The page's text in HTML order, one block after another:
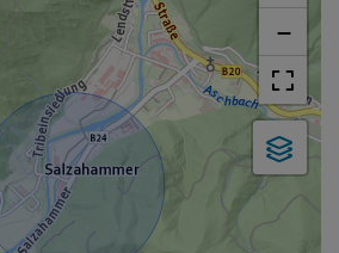
−